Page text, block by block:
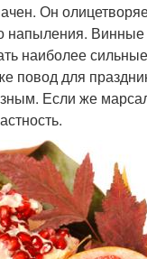
Он
напыления.
наиболее
повод для
Если же